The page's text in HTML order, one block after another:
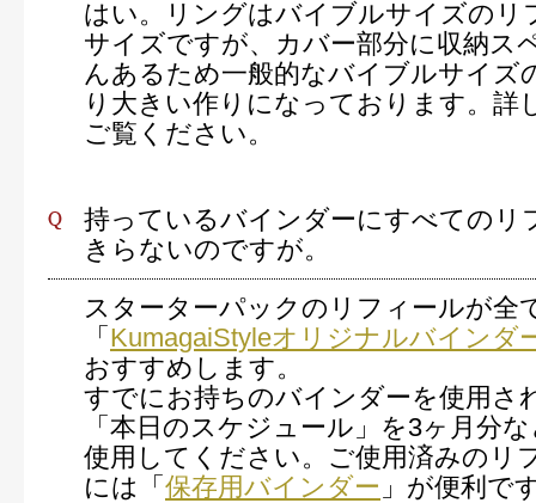
はい。リングはバイブルサイズのリ
サイズですが、カバー部分に収納ス
んあるため一般的なバイブルサイズ
り大きい作りになっております。詳
ご覧ください。
持っているバインダーにすべてのリ
きらないのですが。
スターターパックのリフィールが全
「 KumagaiStyleオリジナルバインダ
おすすめします。
すでにお持ちのバインダーを使用さ
「本日のスケジュール」を3ヶ月分
使用してください。ご使用済みのリ
には「 保存用バインダー 」が便利で